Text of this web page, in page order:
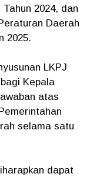
2024, dan
Daerah
2025.
LKPJ
Kepala
atas
selama satu
dapat